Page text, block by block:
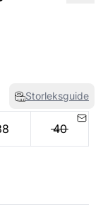
Storleksguide
40